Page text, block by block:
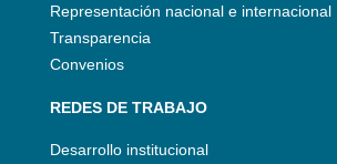
Representación nacional e internacional
Transparencia
Convenios
REDES DE TRABAJO
Desarrollo institucional